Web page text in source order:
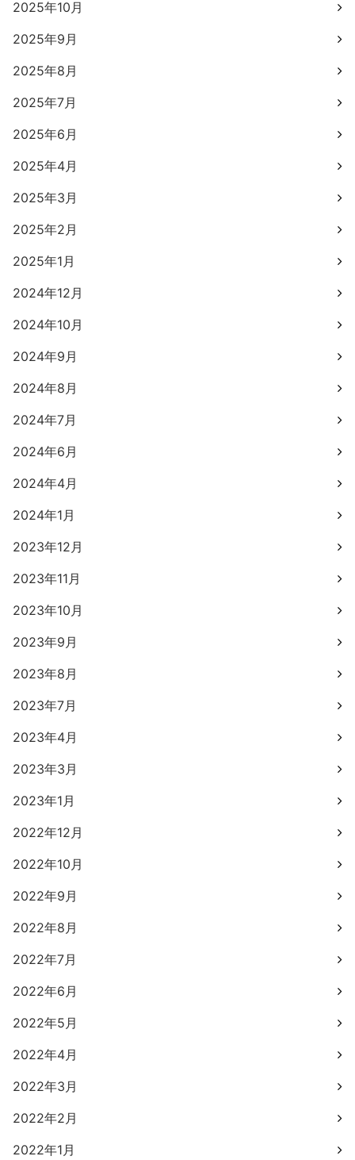
2025年10月
2025年9月
2025年8月
2025年7月
2025年6月
2025年4月
2025年3月
2025年2月
2025年1月
2024年12月
2024年10月
2024年9月
2024年8月
2024年7月
2024年6月
2024年4月
2024年1月
2023年12月
2023年11月
2023年10月
2023年9月
2023年8月
2023年7月
2023年4月
2023年3月
2023年1月
2022年12月
2022年10月
2022年9月
2022年8月
2022年7月
2022年6月
2022年5月
2022年4月
2022年3月
2022年2月
2022年1月